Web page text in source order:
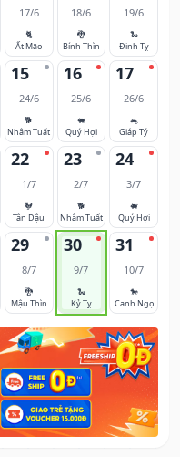
17/6
🐈
Ất Mão
18/6
🐉
Bính Thìn
19/6
🐍
Đinh Tỵ
15
24/6
🐕
Nhâm Tuất
16
25/6
🐖
Quý Hợi
17
26/6
🐀
Giáp Tý
22
1/7
🐓
Tân Dậu
23
2/7
🐕
Nhâm Tuất
24
3/7
🐖
Quý Hợi
29
8/7
🐉
Mậu Thìn
30
9/7
🐍
Kỷ Tỵ
31
10/7
🐎
Canh Ngọ